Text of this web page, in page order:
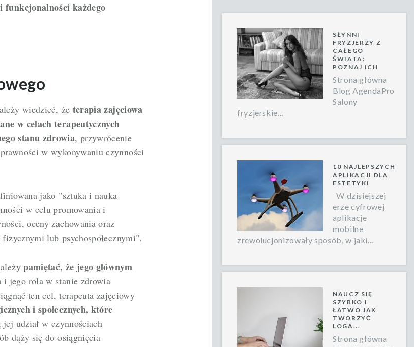
każdego
wiedzieć, że terapia zajęciowa
w celach terapeutycznych
stanu zdrowia, przywrócenie
w wykonywaniu czynności
jako "sztuka i nauka
w celu promowania i
oceny zachowania oraz
lub psychospołecznymi".
pamiętać, że jego głównym
i jego rola w stanie zdrowia
ten cel, terapeuta zajęciowy
i społecznych, które
udział w czynnościach
dąży się do osiągnięcia
SŁYNNI
FRYZJERZY Z
CAŁEGO
ŚWIATA:
POZNAJ ICH
Strona główna
Blog AgendaPro
Salony
fryzjerskie...
10 NAJLEPSZYCH
APLIKACJI DLA
ESTETYKI
W dzisiejszej
erze cyfrowej
aplikacje
mobilne
zrewolucjonizowały sposób, w jaki...
NAUCZ SIĘ
SZYBKO I
ŁATWO JAK
TWORZYĆ
LOGA...
Strona główna